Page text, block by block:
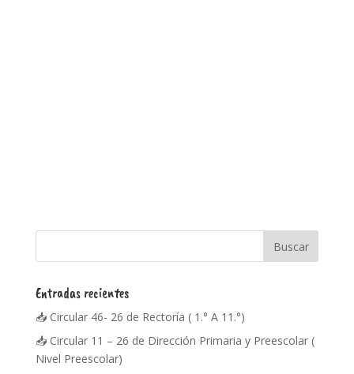
Entradas recientes
📥 Circular 46- 26 de Rectoría ( 1.° A 11.°)
📥 Circular 11 – 26 de Dirección Primaria y Preescolar (
Nivel Preescolar)